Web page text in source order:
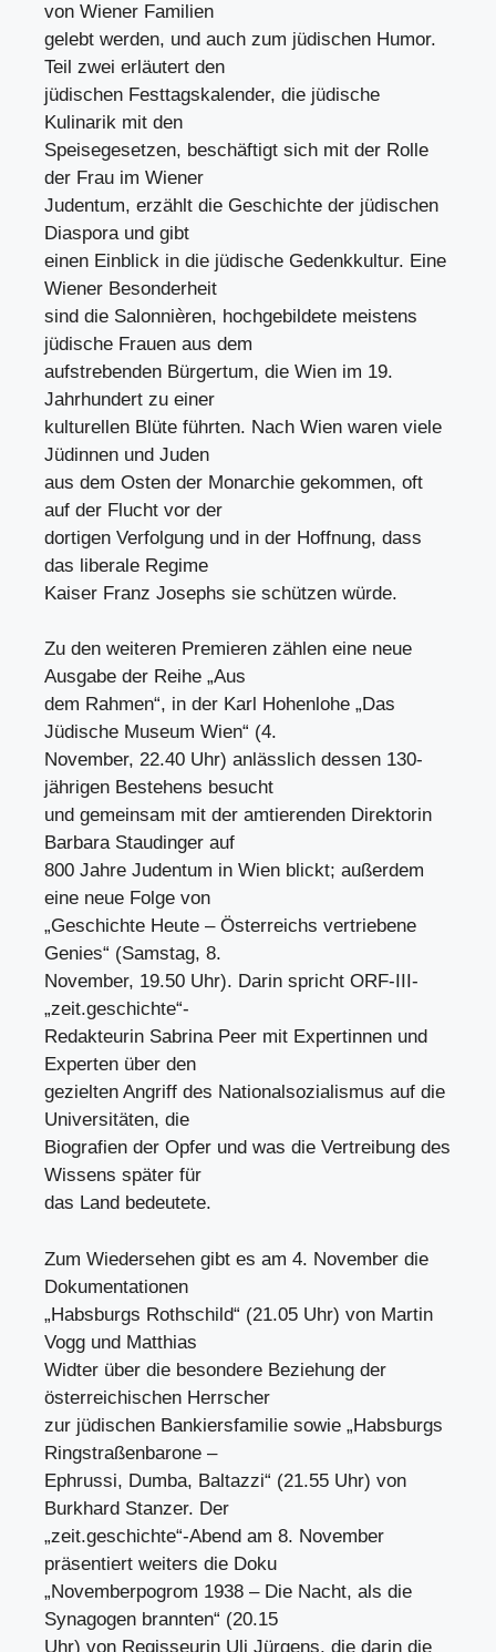
von Wiener Familien
gelebt werden, und auch zum jüdischen Humor.
Teil zwei erläutert den
jüdischen Festtagskalender, die jüdische
Kulinarik mit den
Speisegesetzen, beschäftigt sich mit der Rolle
der Frau im Wiener
Judentum, erzählt die Geschichte der jüdischen
Diaspora und gibt
einen Einblick in die jüdische Gedenkkultur. Eine
Wiener Besonderheit
sind die Salonnièren, hochgebildete meistens
jüdische Frauen aus dem
aufstrebenden Bürgertum, die Wien im 19.
Jahrhundert zu einer
kulturellen Blüte führten. Nach Wien waren viele
Jüdinnen und Juden
aus dem Osten der Monarchie gekommen, oft
auf der Flucht vor der
dortigen Verfolgung und in der Hoffnung, dass
das liberale Regime
Kaiser Franz Josephs sie schützen würde.
Zu den weiteren Premieren zählen eine neue
Ausgabe der Reihe „Aus
dem Rahmen“, in der Karl Hohenlohe „Das
Jüdische Museum Wien“ (4.
November, 22.40 Uhr) anlässlich dessen 130-
jährigen Bestehens besucht
und gemeinsam mit der amtierenden Direktorin
Barbara Staudinger auf
800 Jahre Judentum in Wien blickt; außerdem
eine neue Folge von
„Geschichte Heute – Österreichs vertriebene
Genies“ (Samstag, 8.
November, 19.50 Uhr). Darin spricht ORF-III-
„zeit.geschichte“-
Redakteurin Sabrina Peer mit Expertinnen und
Experten über den
gezielten Angriff des Nationalsozialismus auf die
Universitäten, die
Biografien der Opfer und was die Vertreibung des
Wissens später für
das Land bedeutete.
Zum Wiedersehen gibt es am 4. November die
Dokumentationen
„Habsburgs Rothschild“ (21.05 Uhr) von Martin
Vogg und Matthias
Widter über die besondere Beziehung der
österreichischen Herrscher
zur jüdischen Bankiersfamilie sowie „Habsburgs
Ringstraßenbarone –
Ephrussi, Dumba, Baltazzi“ (21.55 Uhr) von
Burkhard Stanzer. Der
„zeit.geschichte“-Abend am 8. November
präsentiert weiters die Doku
„Novemberpogrom 1938 – Die Nacht, als die
Synagogen brannten“ (20.15
Uhr) von Regisseurin Uli Jürgens, die darin die